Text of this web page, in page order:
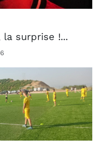
la surprise !...